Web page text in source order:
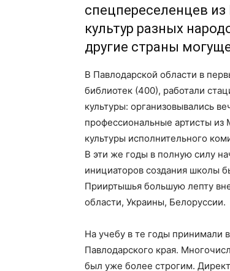
спецпереселенцев
культур разных
другие страны
В Павлодарской области в
библиотек (400), работали
культуры: организовывались
профессиональные артисты из
культуры исполнительного
В эти же годы в полную силу
инициаторов создания школы
Прииртышья большую лепту
области, Украины, Белоруссии.
На учебу в те годы принимали
Павлодарского края.
был уже более строгим.